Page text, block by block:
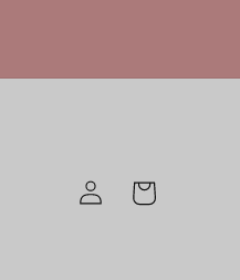
Iniciar
sessão
Carrinho